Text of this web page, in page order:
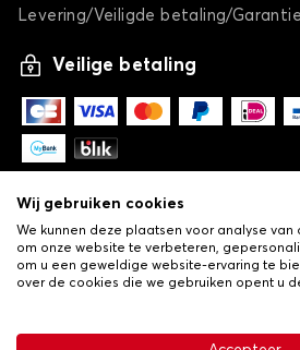
Levering/Veiligde betaling/Garantie
Veilige betaling
Algemene verkoopvoorwaarden•
Wij gebruiken cookies
We kunnen deze plaatsen voor analyse
om onze website te verbeteren,
om u een geweldige website-ervaring te
over de cookies die we gebruiken opent u